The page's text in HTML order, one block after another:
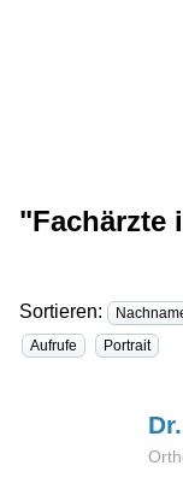
"Fachärzte
Sortieren:
Aufrufe
Portrait